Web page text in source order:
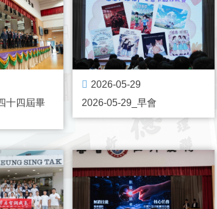
十四屆畢
2026-05-29
2026-05-29_早會